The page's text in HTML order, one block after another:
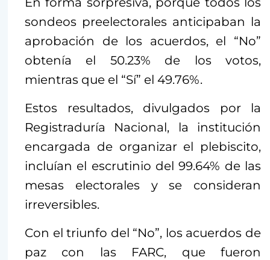
sondeos preelectorales anticipaban la
aprobación de los acuerdos, el “No”
obtenía el 50.23% de los votos,
mientras que el “Sí” el 49.76%.
Estos resultados, divulgados por la
Registraduría Nacional, la institución
encargada de organizar el plebiscito,
incluían el escrutinio del 99.64% de las
mesas electorales y se consideran
irreversibles.
Con el triunfo del “No”, los acuerdos de
paz con las FARC, que fueron